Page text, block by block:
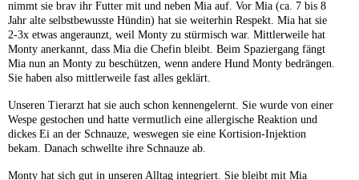
nimmt sie brav ihr Futter mit und neben Mia auf. Vor Mia (ca. 7 bis 8
Jahr alte selbstbewusste Hündin) hat sie weiterhin Respekt. Mia hat sie
2-3x etwas angeraunzt, weil Monty zu stürmisch war. Mittlerweile hat
Monty anerkannt, dass Mia die Chefin bleibt. Beim Spaziergang fängt
Mia nun an Monty zu beschützen, wenn andere Hund Monty bedrängen.
Sie haben also mittlerweile fast alles geklärt.
Unseren Tierarzt hat sie auch schon kennengelernt. Sie wurde von einer
Wespe gestochen und hatte vermutlich eine allergische Reaktion und
dickes Ei an der Schnauze, weswegen sie eine Kortision-Injektion
bekam. Danach schwellte ihre Schnauze ab.
Monty hat sich gut in unseren Alltag integriert. Sie bleibt mit Mia